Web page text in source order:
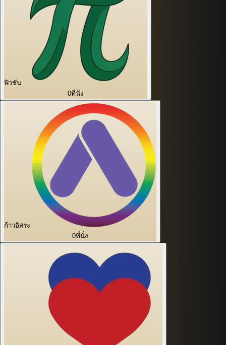
ฟิวชัน
0ที่นั่ง
ก้าวอิสระ
0ที่นั่ง